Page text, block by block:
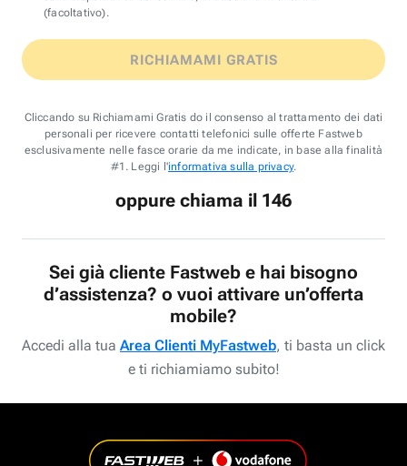
(facoltativo).
RICHIAMAMI GRATIS
Cliccando su Richiamami Gratis do il consenso al trattamento dei dati
personali per ricevere contatti telefonici sulle offerte Fastweb
esclusivamente nelle fasce orarie da me indicate, in base alla finalità
#1. Leggi l'informativa sulla privacy.
oppure chiama il 146
Sei già cliente Fastweb e hai bisogno
d’assistenza? o vuoi attivare un’offerta
mobile?
Accedi alla tua Area Clienti MyFastweb, ti basta un click
e ti richiamiamo subito!